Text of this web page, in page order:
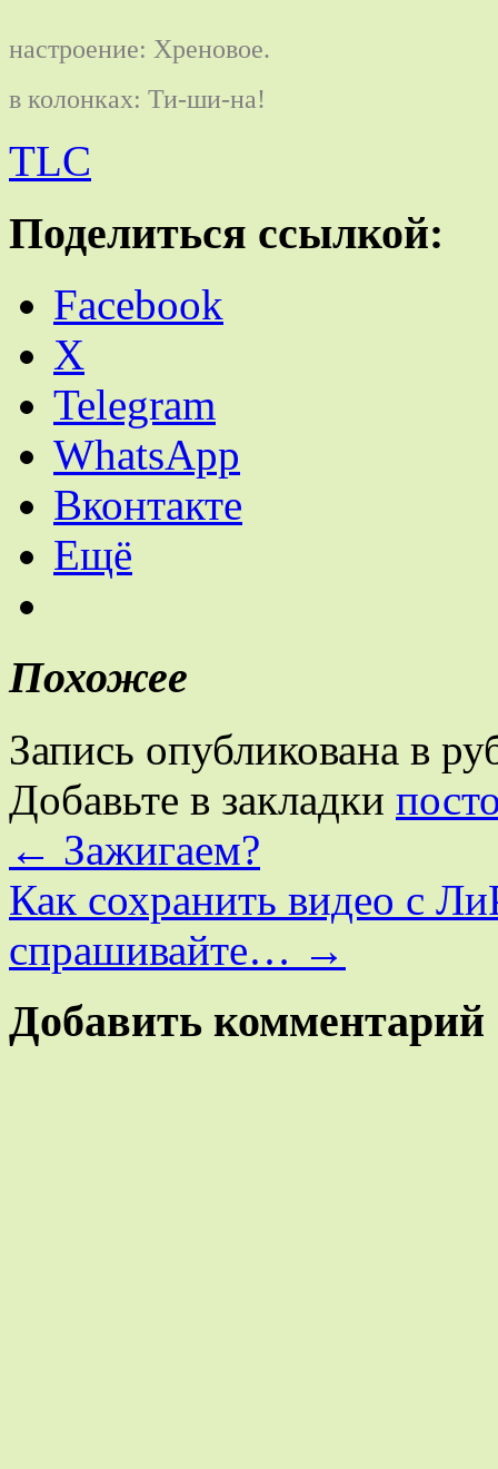
настроение: Хреновое.
в колонках: Ти-ши-на!
TLC
Поделиться ссылкой:
Facebook
X
Telegram
WhatsApp
Вконтакте
Ещё
Похожее
Запись опубликована в
Добавьте в закладки
← Зажигаем?
Как сохранить видео с
спрашивайте… →
Добавить комментарий